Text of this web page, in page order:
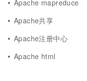
Apache mapreduce
Apache共享
Apache注册中心
Apache html